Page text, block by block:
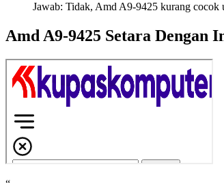
Jawab: Tidak, Amd A9-9425 kurang cocok
Amd A9-9425 Setara Dengan
“